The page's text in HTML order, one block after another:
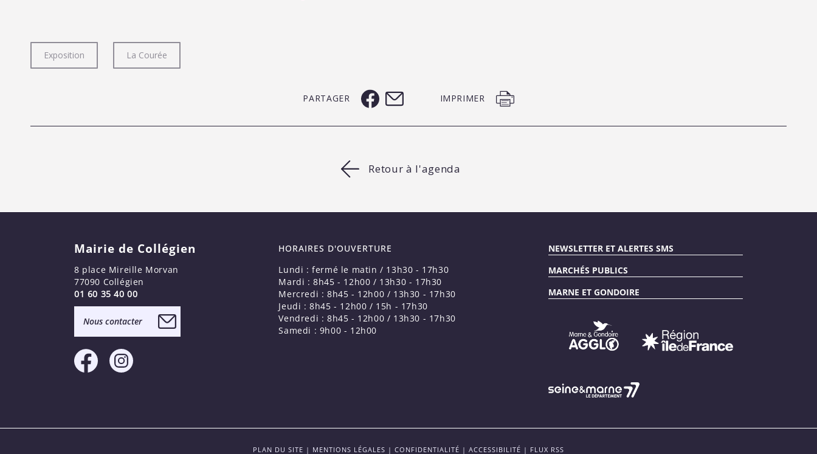
Exposition La Courée
PARTAGER IMPRIMER
Retour à l'agenda
Mairie de Collégien
8 place Mireille Morvan
77090 Collégien
01 60 35 40 00
Nous contacter
HORAIRES D'OUVERTURE
Lundi : fermé le matin / 13h30 - 17h30
Mardi : 8h45 - 12h00 / 13h30 - 17h30
Mercredi : 8h45 - 12h00 / 13h30 - 17h30
Jeudi : 8h45 - 12h00 / 15h - 17h30
Vendredi : 8h45 - 12h00 / 13h30 - 17h30
Samedi : 9h00 - 12h00
NEWSLETTER ET ALERTES SMS
MARCHÉS PUBLICS
MARNE ET GONDOIRE
PLAN DU SITE | MENTIONS LÉGALES | CONFIDENTIALITÉ | ACCESSIBILITÉ | FLUX RSS